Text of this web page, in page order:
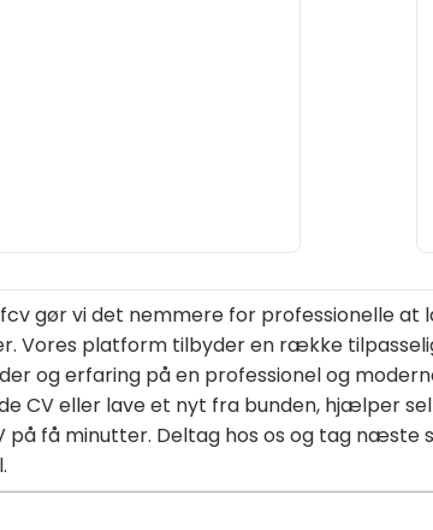
gør vi det nemmere for professionelle
Vores platform tilbyder en række
og erfaring på en professionel og
CV eller lave et nyt fra bunden, hjælper
på få minutter. Deltag hos os og tag næste